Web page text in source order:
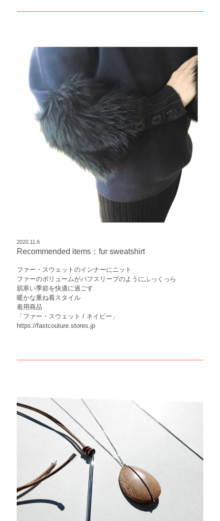
2020.11.6
Recommended items：fur sweatshirt
ファー・スウェットのインナーにニット
ファーのボリュームがパフスリーブのようにふっくっら
肌寒い季節を快適に過ごす
暖かな重ね着スタイル
着用商品
「ファー・スウェット / ネイビー」
https://fastcouture.stores.jp